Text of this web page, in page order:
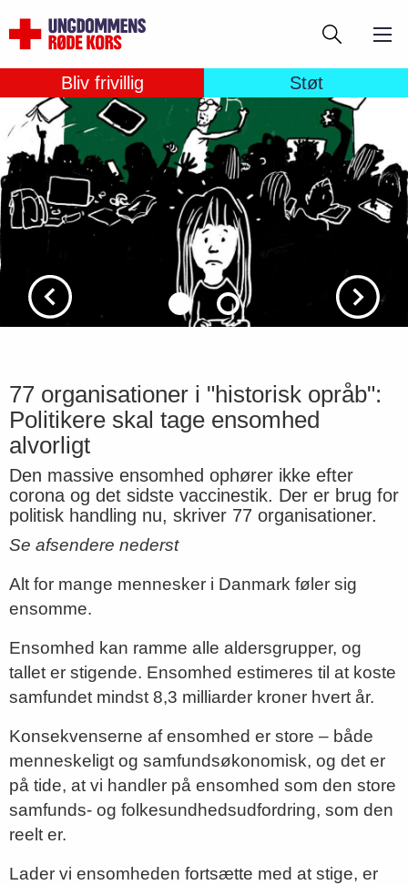
til
hovedindhold
Søg
Bliv frivillig Støt
77 organisationer i "historisk opråb":
Politikere skal tage ensomhed
alvorligt
Den massive ensomhed ophører ikke efter
corona og det sidste vaccinestik. Der er brug for
politisk handling nu, skriver 77 organisationer.
Se afsendere nederst
Alt for mange mennesker i Danmark føler sig
ensomme.
Ensomhed kan ramme alle aldersgrupper, og
tallet er stigende. Ensomhed estimeres til at koste
samfundet mindst 8,3 milliarder kroner hvert år.
Konsekvenserne af ensomhed er store – både
menneskeligt og samfundsøkonomisk, og det er
på tide, at vi handler på ensomhed som den store
samfunds- og folkesundhedsudfordring, som den
reelt er.
Lader vi ensomheden fortsætte med at stige, er